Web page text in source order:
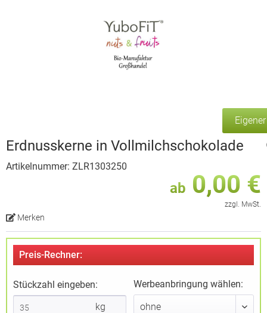
Erdnusskerne in Vollmilchschokolade
Artikelnummer: ZLR1303250
ab 0,00 €
zzgl. MwSt.
Merken
Preis-Rechner:
Stückzahl eingeben:
kg
Werbeanbringung wählen: